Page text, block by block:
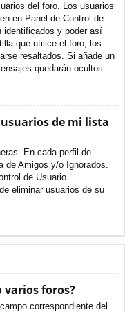
del foro. Los usuarios
en Panel de Control de
identificados y poder así
que utilice el foro, los
resaltados. Si añade un
quedarán ocultos.
de mi lista
En cada perfil de
de Amigos y/o Ignorados.
de Usuario
eliminar usuarios de su
varios foros?
correspondiente del